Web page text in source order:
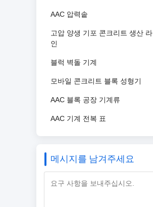
AAC 압력솥
고압 양생 기포 콘크리트 생산 라
인
블럭 벽돌 기계
모바일 콘크리트 블록 성형기
AAC 블록 공장 기계류
AAC 기계 전복 표
메시지를 남겨주세요